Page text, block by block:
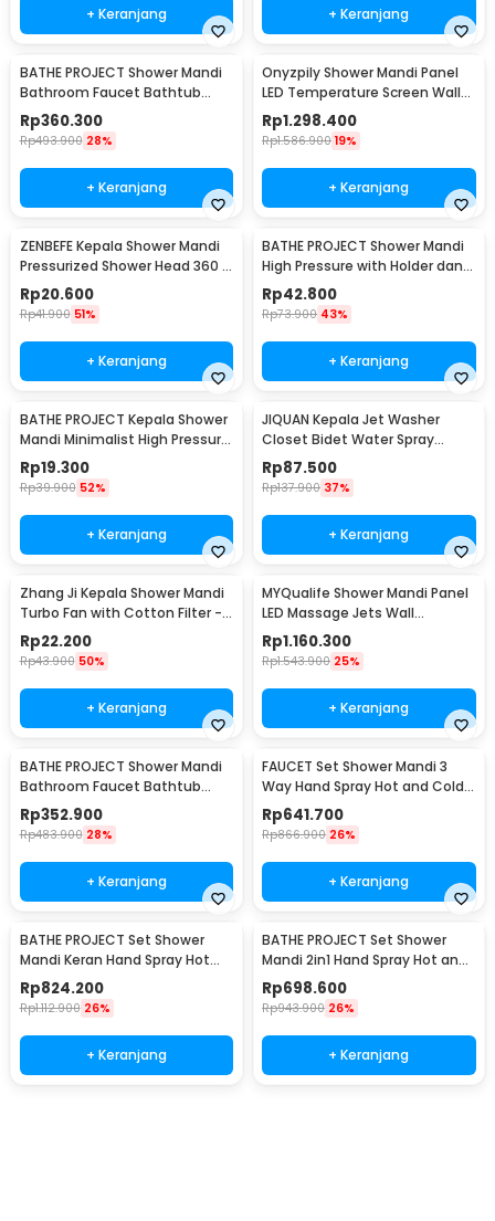
+ Keranjang + Keranjang
BATHE PROJECT Shower Mandi
Bathroom Faucet Bathtub
Mixer 3 Way - B002
Rp360.300
Rp493.900 28%
+ Keranjang
Onyzpily Shower Mandi Panel
LED Temperature Screen Wall
Mounted - 8006
Rp1.298.400
Rp1.586.900 19%
+ Keranjang
ZENBEFE Kepala Shower Mandi
Pressurized Shower Head 360 -
ZE360
Rp20.600
Rp41.900 51%
+ Keranjang
BATHE PROJECT Shower Mandi
High Pressure with Holder dan
Selang - K003
Rp42.800
Rp73.900 43%
+ Keranjang
BATHE PROJECT Kepala Shower
Mandi Minimalist High Pressure
5 Mode - K003
Rp19.300
Rp39.900 52%
+ Keranjang
JIQUAN Kepala Jet Washer
Closet Bidet Water Spray
Stainless Steel - T103
Rp87.500
Rp137.900 37%
+ Keranjang
Zhang Ji Kepala Shower Mandi
Turbo Fan with Cotton Filter -
C193
Rp22.200
Rp43.900 50%
+ Keranjang
MYQualife Shower Mandi Panel
LED Massage Jets Wall
Mounted - 8009
Rp1.160.300
Rp1.543.900 25%
+ Keranjang
BATHE PROJECT Shower Mandi
Bathroom Faucet Bathtub
Mixer 3 Way 8 Inch - 50102O
Rp352.900
Rp483.900 28%
+ Keranjang
FAUCET Set Shower Mandi 3
Way Hand Spray Hot and Cold 3
Button - 3HC
Rp641.700
Rp866.900 26%
+ Keranjang
BATHE PROJECT Set Shower
Mandi Keran Hand Spray Hot
and Cold Water - Q3-WAY
Rp824.200
Rp1.112.900 26%
+ Keranjang
BATHE PROJECT Set Shower
Mandi 2in1 Hand Spray Hot and
Cold Water - Q2-WAY
Rp698.600
Rp943.900 26%
+ Keranjang